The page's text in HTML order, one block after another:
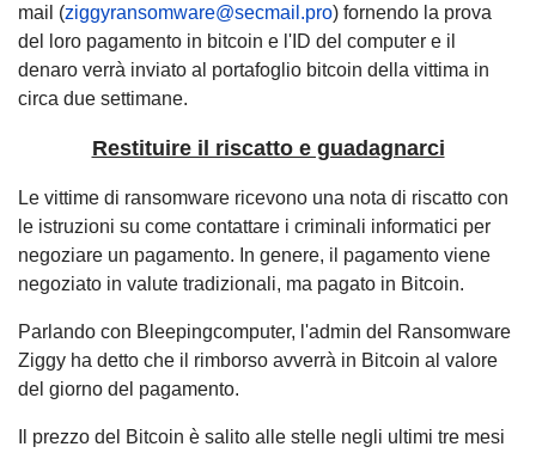
mail (ziggyransomware@secmail.pro) fornendo la prova
del loro pagamento in bitcoin e l'ID del computer e il
denaro verrà inviato al portafoglio bitcoin della vittima in
circa due settimane.
Restituire il riscatto e guadagnarci
Le vittime di ransomware ricevono una nota di riscatto con
le istruzioni su come contattare i criminali informatici per
negoziare un pagamento. In genere, il pagamento viene
negoziato in valute tradizionali, ma pagato in Bitcoin.
Parlando con Bleepingcomputer, l'admin del Ransomware
Ziggy ha detto che il rimborso avverrà in Bitcoin al valore
del giorno del pagamento.
Il prezzo del Bitcoin è salito alle stelle negli ultimi tre mesi